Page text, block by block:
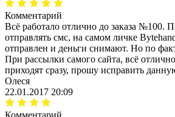
Комментарий
Всё работало отлично до заказа №100.
отправлять смс, на самом личке
отправлен и деньги снимают. Но по
При рассылки самого сайта, всё
приходят сразу, прошу исправить
Олеся
22.01.2017 20:09